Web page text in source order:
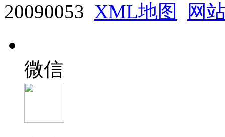
20090053 XML地图 网
微信